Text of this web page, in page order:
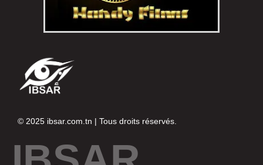
© 2025 ibsar.com.tn | Tous droits réservés.